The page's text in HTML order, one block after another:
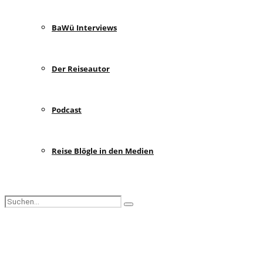
BaWü Interviews
Der Reiseautor
Podcast
Reise Blögle in den Medien
Search
Search